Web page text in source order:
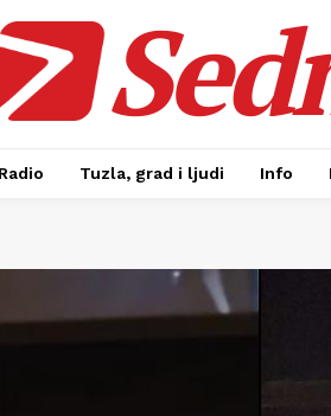
Radio Tuzla, grad i ljudi Info